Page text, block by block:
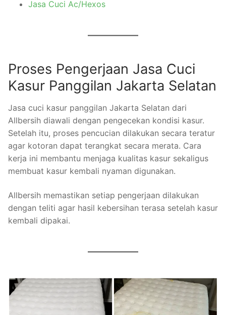
Jasa Cuci Ac/Hexos
Proses Pengerjaan Jasa Cuci
Kasur Panggilan Jakarta Selatan
Jasa cuci kasur panggilan Jakarta Selatan dari
Allbersih diawali dengan pengecekan kondisi kasur.
Setelah itu, proses pencucian dilakukan secara teratur
agar kotoran dapat terangkat secara merata. Cara
kerja ini membantu menjaga kualitas kasur sekaligus
membuat kasur kembali nyaman digunakan.
Allbersih memastikan setiap pengerjaan dilakukan
dengan teliti agar hasil kebersihan terasa setelah kasur
kembali dipakai.